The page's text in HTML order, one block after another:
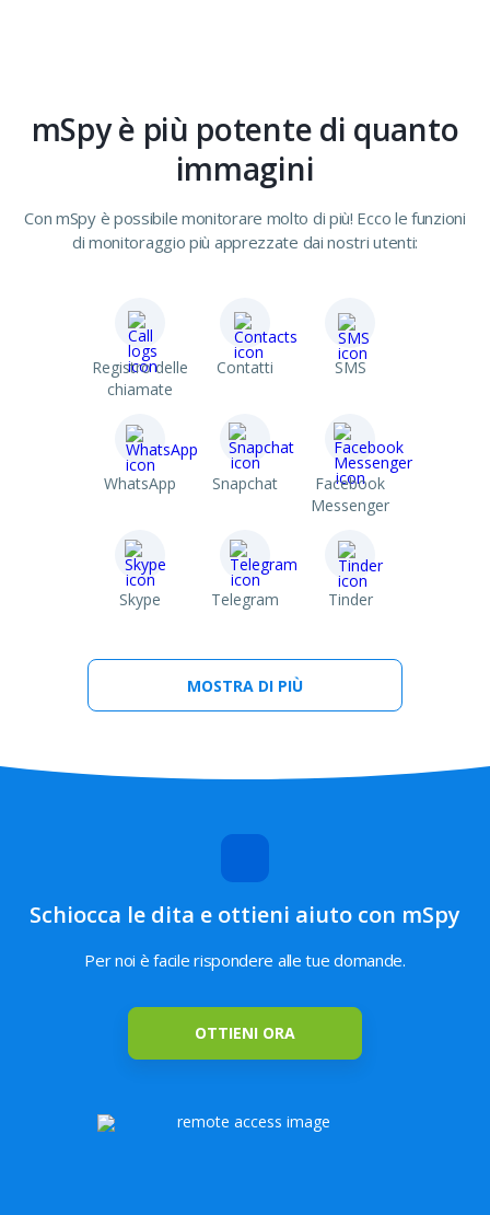
mSpy è più potente di quanto
immagini
Con mSpy è possibile monitorare molto di più! Ecco le funzioni
di monitoraggio più apprezzate dai nostri utenti:
Registro delle
chiamate
Contatti SMS
WhatsApp Snapchat
Facebook
Messenger
Skype Telegram Tinder
Line Viber Kik
La posizione
installate
salvati
Cronologia di Blocco dei siti
MOSTRA DI PIÙ
Schiocca le dita e ottieni aiuto con mSpy
Per noi è facile rispondere alle tue domande.
OTTIENI ORA